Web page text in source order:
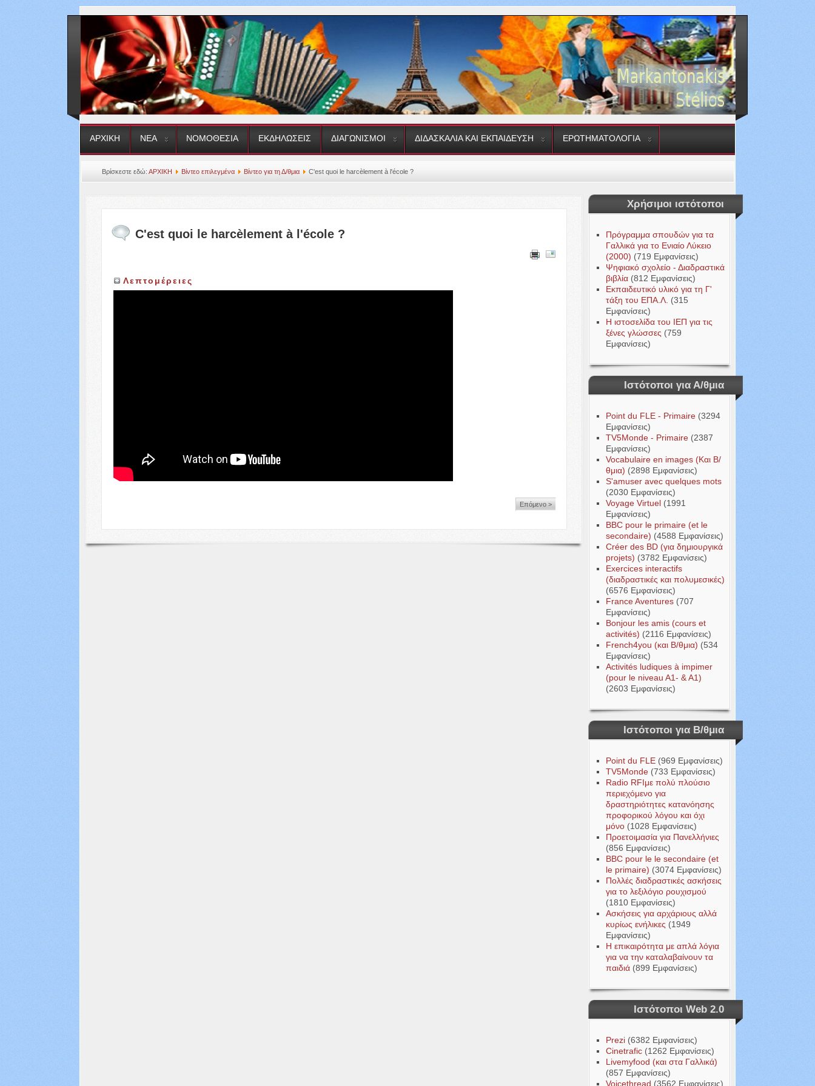
ΑΡΧΙΚΗ ΝΕΑ ΝΟΜΟΘΕΣΙΑ ΕΚΔΗΛΩΣΕΙΣ ΔΙΑΓΩΝΙΣΜΟΙ ΔΙΔΑΣΚΑΛΙΑ ΚΑΙ ΕΚΠΑΙΔΕΥΣΗ ΕΡΩΤΗΜΑΤΟΛΟΓΙΑ
Βρίσκεστε εδώ:ΑΡΧΙΚΗ Βίντεο επιλεγμένα Βίντεο για τη Δ/θμια C'est quoi le harcèlement à l'école ?
C'est quoi le harcèlement à l'école ?
Λεπτομέρειες
Επόμενο >
Χρήσιμοι ιστότοποι
Πρόγραμμα σπουδών για τα
Γαλλικά για το Ενιαίο Λύκειο
(2000) (719 Εμφανίσεις)
Ψηφιακό σχολείο - Διαδραστικά
βιβλία (812 Εμφανίσεις)
Εκπαιδευτικό υλικό για τη Γ'
τάξη του ΕΠΑ.Λ. (315
Εμφανίσεις)
H ιστοσελίδα του ΙΕΠ για τις
ξένες γλώσσες (759
Εμφανίσεις)
Ιστότοποι για Α/θμια
Point du FLE - Primaire (3294
Εμφανίσεις)
TV5Monde - Primaire (2387
Εμφανίσεις)
Vocabulaire en images (Και Β/
θμια) (2898 Εμφανίσεις)
S'amuser avec quelques mots
(2030 Εμφανίσεις)
Voyage Virtuel (1991
Εμφανίσεις)
BBC pour le primaire (et le
secondaire) (4588 Εμφανίσεις)
Créer des BD (για δημιουργικά
projets) (3782 Εμφανίσεις)
Exercices interactifs
(διαδραστικές και πολυμεσικές)
(6576 Εμφανίσεις)
France Aventures (707
Εμφανίσεις)
Bonjour les amis (cours et
activités) (2116 Εμφανίσεις)
French4you (και Β/θμια) (534
Εμφανίσεις)
Activités ludiques à impimer
(pour le niveau A1- & A1)
(2603 Εμφανίσεις)
Ιστότοποι για Β/θμια
Point du FLE (969 Εμφανίσεις)
TV5Monde (733 Εμφανίσεις)
Radio RFIμε πολύ πλούσιο
περιεχόμενο για
δραστηριότητες κατανόησης
προφορικού λόγου και όχι
μόνο (1028 Εμφανίσεις)
Προετοιμασία για Πανελλήνιες
(856 Εμφανίσεις)
BBC pour le le secondaire (et
le primaire) (3074 Εμφανίσεις)
Πολλές διαδραστικές ασκήσεις
για το λεξιλόγιο ρουχισμού
(1810 Εμφανίσεις)
Ασκήσεις για αρχάριους αλλά
κυρίως ενήλικες (1949
Εμφανίσεις)
Η επικαιρότητα με απλά λόγια
για να την καταλαβαίνουν τα
παιδιά (899 Εμφανίσεις)
Ιστότοποι Web 2.0
Prezi (6382 Εμφανίσεις)
Cinetrafic (1262 Εμφανίσεις)
Livemyfood (και στα Γαλλικά)
(857 Εμφανίσεις)
Voicethread (3562 Εμφανίσεις)